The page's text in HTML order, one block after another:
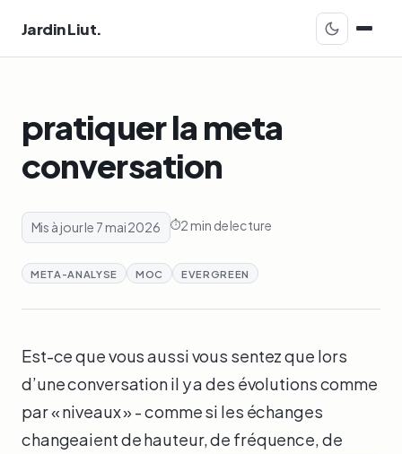
Jardin Liut.
pratiquer la meta
conversation
Mis à jour le 7 mai 2026 2 min de lecture
META-ANALYSE MOC EVERGREEN
Est-ce que vous aussi vous sentez que lors
d’une conversation il y a des évolutions comme
par « niveaux » - comme si les échanges
changeaient de hauteur, de fréquence, de